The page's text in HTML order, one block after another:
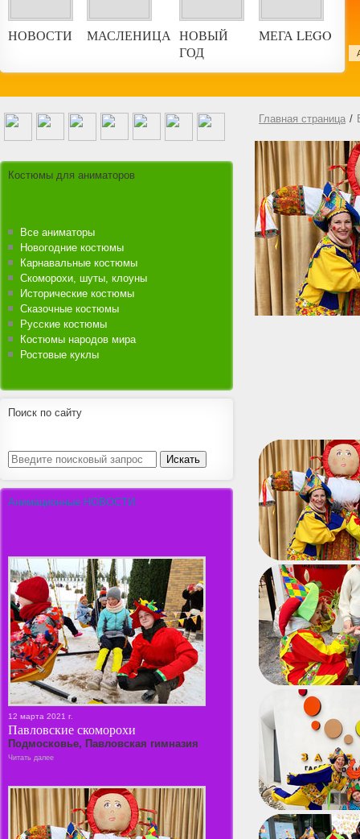
НОВОСТИ МАСЛЕНИЦА НОВЫЙ
ГОД
МЕГА LEGO
Костюмы для аниматоров
Все аниматоры
Новогодние костюмы
Карнавальные костюмы
Скоморохи, шуты, клоуны
Исторические костюмы
Сказочные костюмы
Русские костюмы
Костюмы народов мира
Ростовые куклы
Поиск по сайту
Анимационные НОВОСТИ
12 марта 2021 г.
Павловские скоморохи
Подмосковье, Павловская гимназия
Читать далее
Главная страница /